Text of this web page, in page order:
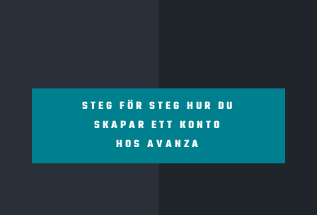
STEG FÖR STEG HUR DU
SKAPAR ETT KONTO
HOS AVANZA